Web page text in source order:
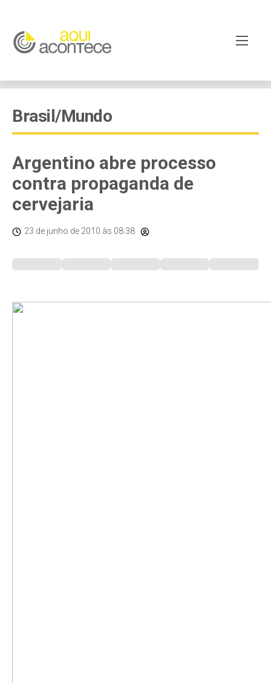
Brasil/Mundo
Argentino abre processo
contra propaganda de
cervejaria
23 de junho de 2010 às 08:38